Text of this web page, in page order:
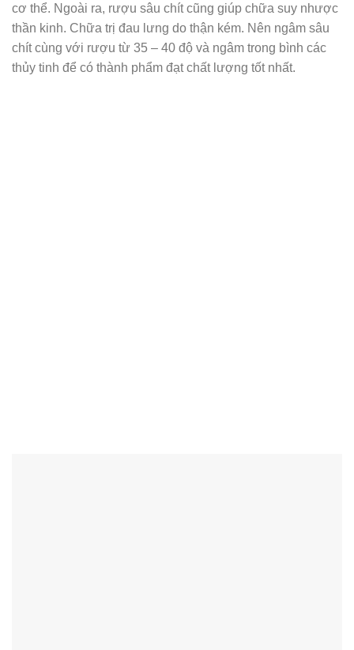
cơ thể. Ngoài ra, rượu sâu chít cũng giúp chữa suy nhược
thần kinh. Chữa trị đau lưng do thận kém. Nên ngâm sâu
chít cùng với rượu từ 35 – 40 độ và ngâm trong bình các
thủy tinh để có thành phẩm đạt chất lượng tốt nhất.